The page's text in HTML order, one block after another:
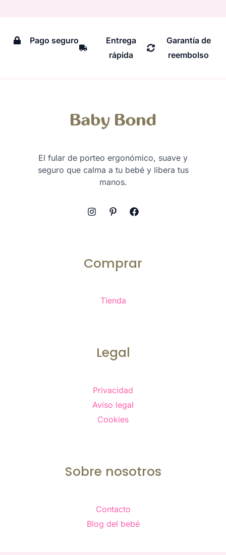
Pago seguro
Entrega
rápida
Garantía de
reembolso
El fular de porteo ergonómico, suave y
seguro que calma a tu bebé y libera tus
manos.
Comprar
Tienda
Legal
Privacidad
Aviso legal
Cookies
Sobre nosotros
Contacto
Blog del bebé